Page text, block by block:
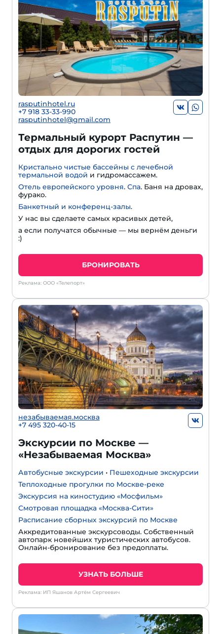
rasputinhotel.ru
+7 918 33-33-990
rasputinhotel@gmail.com
Термальный курорт Распутин —
отдых для дорогих гостей
Кристально чистые бассейны с лечебной
термальной водой и гидромассажем.
Отель европейского уровня. Спа. Баня на дровах,
фурако.
Банкетный и конференц-залы.
У нас вы сделаете самых красивых детей,
а если получатся обычные — мы вернём деньги
:)
БРОНИРОВАТЬ
Реклама: ООО «Телепорт»
незабываемая.москва
+7 495 320-40-15
Экскурсии по Москве —
«Незабываемая Москва»
Автобусные экскурсии • Пешеходные экскурсии
Теплоходные прогулки по Москве-реке
Экскурсия на киностудию «Мосфильм»
Смотровая площадка «Москва-Сити»
Расписание сборных экскурсий по Москве
Аккредитованные экскурсоводы. Собственный
автопарк новейших туристических автобусов.
Онлайн-бронирование без предоплаты.
УЗНАТЬ БОЛЬШЕ
Реклама: ИП Яшанов Артём Сергеевич